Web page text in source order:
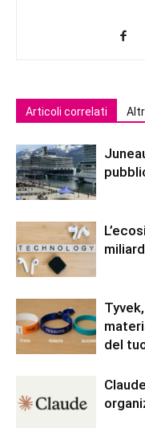
Articoli correlati
del